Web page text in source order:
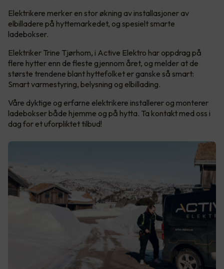
Elektrikere merker en stor økning av installasjoner av
elbilladere på hyttemarkedet, og spesielt smarte
ladebokser.
Elektriker Trine Tjørhom, i Active Elektro har oppdrag på
flere hytter enn de fleste gjennom året, og melder at de
største trendene blant hyttefolket er ganske så smart:
Smart varmestyring, belysning og elbillading.
Våre dyktige og erfarne elektrikere installerer og monterer
ladebokser både hjemme og på hytta. Ta kontakt med oss i
dag for et uforpliktet tilbud!